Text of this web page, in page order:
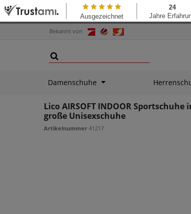
Bekannt von
Damenschuhe
Lico AIRSOFT INDOOR
große Unisexschuhe
Artikelnummer 41217